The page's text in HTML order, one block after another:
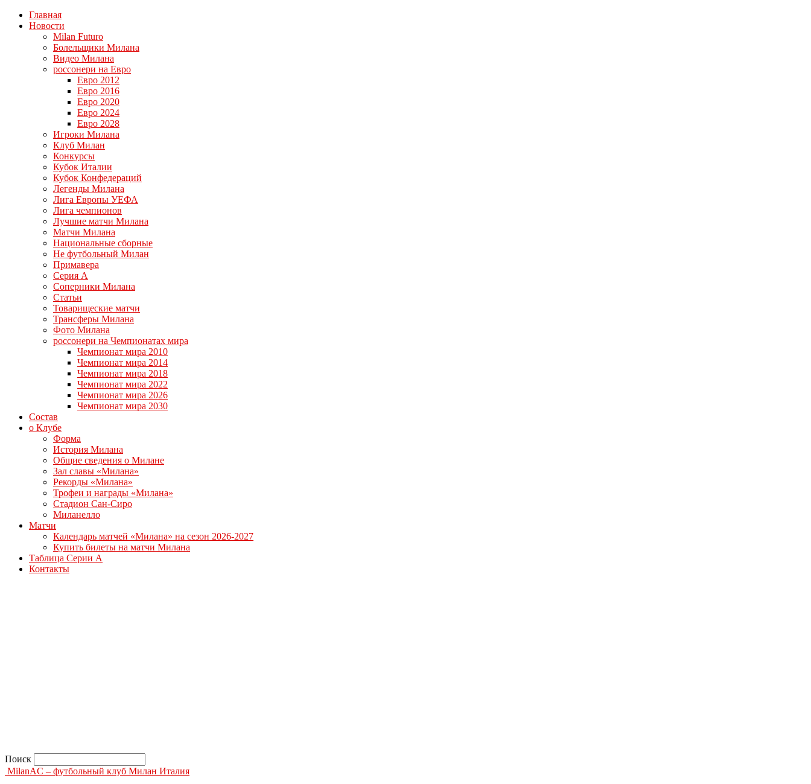
Главная
Новости
Milan Futuro
Болельщики Милана
Видео Милана
россонери на Евро
Евро 2012
Евро 2016
Евро 2020
Евро 2024
Евро 2028
Игроки Милана
Клуб Милан
Конкурсы
Кубок Италии
Кубок Конфедераций
Легенды Милана
Лига Европы УЕФА
Лига чемпионов
Лучшие матчи Милана
Матчи Милана
Национальные сборные
Не футбольный Милан
Примавера
Серия А
Соперники Милана
Статьи
Товарищеские матчи
Трансферы Милана
Фото Милана
россонери на Чемпионатах мира
Чемпионат мира 2010
Чемпионат мира 2014
Чемпионат мира 2018
Чемпионат мира 2022
Чемпионат мира 2026
Чемпионат мира 2030
Состав
о Клубе
Форма
История Милана
Общие сведения о Милане
Зал славы «Милана»
Рекорды «Милана»
Трофеи и награды «Милана»
Стадион Сан-Сиро
Миланелло
Матчи
Календарь матчей «Милана» на сезон 2026-2027
Купить билеты на матчи Милана
Таблица Серии А
Контакты
Поиск
MilanAC – футбольный клуб Милан Италия